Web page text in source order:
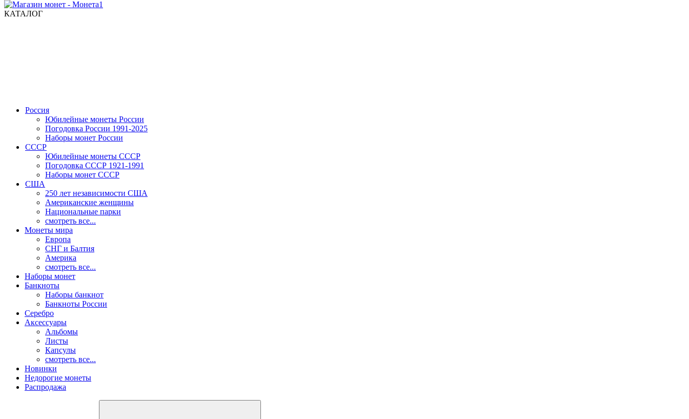
КАТАЛОГ
Россия
Юбилейные монеты России
Погодовка России 1991-2025
Наборы монет России
СССР
Юбилейные монеты СССР
Погодовка СССР 1921-1991
Наборы монет СССР
США
250 лет независимости США
Американские женщины
Национальные парки
смотреть все...
Монеты мира
Европа
СНГ и Балтия
Америка
смотреть все...
Наборы монет
Банкноты
Наборы банкнот
Банкноты России
Серебро
Аксессуары
Альбомы
Листы
Капсулы
смотреть все...
Новинки
Недорогие монеты
Распродажа